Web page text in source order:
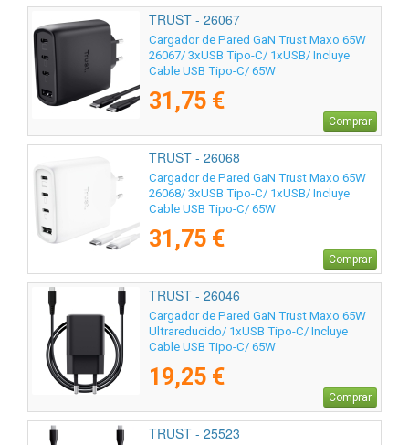
TRUST - 26067
Cargador de Pared GaN Trust Maxo 65W
26067/ 3xUSB Tipo-C/ 1xUSB/ Incluye
Cable USB Tipo-C/ 65W
31,75 €
Comprar
TRUST - 26068
Cargador de Pared GaN Trust Maxo 65W
26068/ 3xUSB Tipo-C/ 1xUSB/ Incluye
Cable USB Tipo-C/ 65W
31,75 €
Comprar
TRUST - 26046
Cargador de Pared GaN Trust Maxo 65W
Ultrareducido/ 1xUSB Tipo-C/ Incluye
Cable USB Tipo-C/ 65W
19,25 €
Comprar
TRUST - 25523